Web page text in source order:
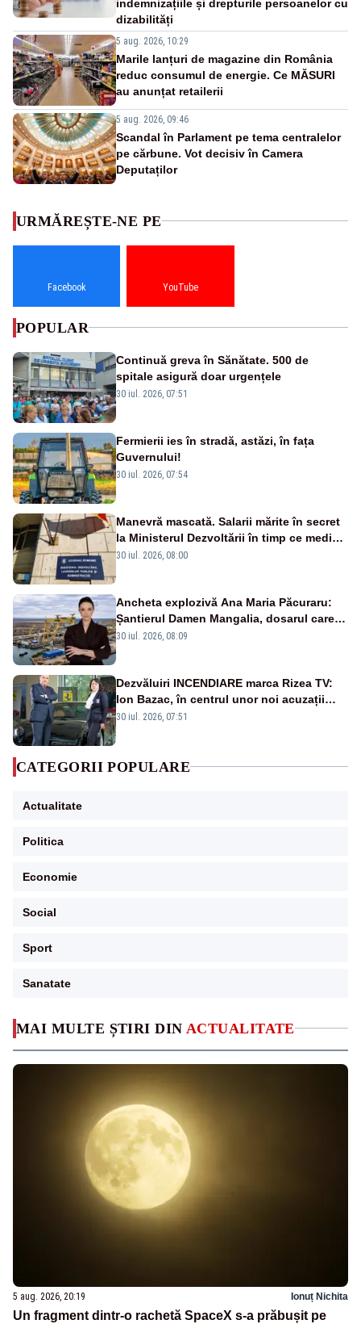
indemnizațiile și drepturile persoanelor cu
dizabilități
5 aug. 2026, 10:29
Marile lanțuri de magazine din România
reduc consumul de energie. Ce MĂSURI
au anunțat retailerii
5 aug. 2026, 09:46
Scandal în Parlament pe tema centralelor
pe cărbune. Vot decisiv în Camera
Deputaților
MAI MULTE ȘTIRI DIN ACTUALITATE
5 aug. 2026, 20:19 Ionuț Nichita
Un fragment dintr-o rachetă SpaceX s-a prăbușit pe
URMĂREȘTE-NE PE
Facebook YouTube
POPULAR
Continuă greva în Sănătate. 500 de
spitale asigură doar urgențele
30 iul. 2026, 07:51
Fermierii ies în stradă, astăzi, în fața
Guvernului!
30 iul. 2026, 07:54
Manevră mascată. Salarii mărite în secret
la Ministerul Dezvoltării în timp ce medicii
ies în stradă
30 iul. 2026, 08:00
Ancheta explozivă Ana Maria Păcuraru:
Șantierul Damen Mangalia, dosarul care
scufundă apărarea României
30 iul. 2026, 08:09
Dezvăluiri INCENDIARE marca Rizea TV:
Ion Bazac, în centrul unor noi acuzații
publice
30 iul. 2026, 07:51
CATEGORII POPULARE
Actualitate
Politica
Economie
Social
Sport
Sanatate